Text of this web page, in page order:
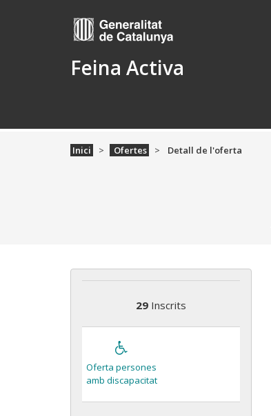
Feina Activa
Inici Ofertes Detall de l'oferta
29Inscrits
Oferta persones
amb discapacitat